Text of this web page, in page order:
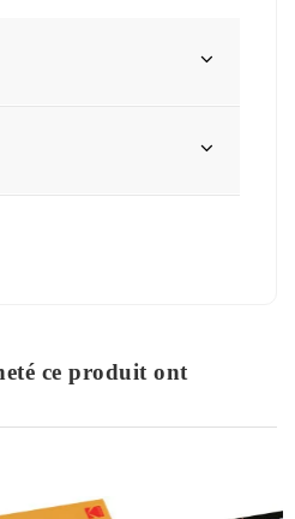
ce produit ont